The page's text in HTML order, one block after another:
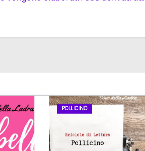
POLLICINO